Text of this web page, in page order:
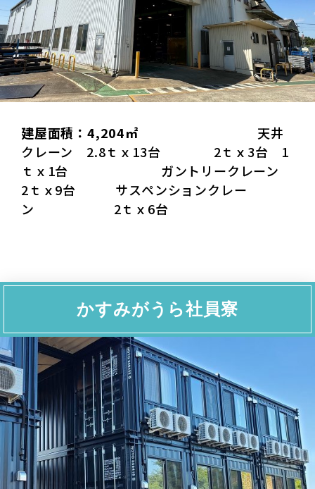
建屋面積：4,204㎡
天井
クレーン 2.8ｔｘ13台 2ｔｘ3台 1
ｔｘ1台 ガントリークレーン
2ｔｘ9台 サスペンションクレー
ン 2ｔｘ6台
かすみがうら社員寮